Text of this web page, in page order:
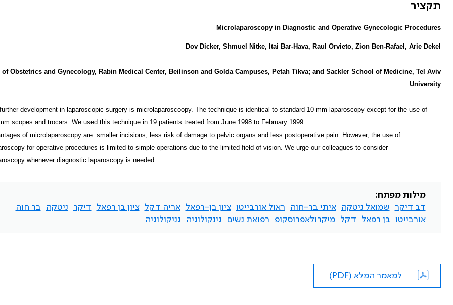
תקציר
Microlaparoscopy in Diagnostic and Operative Gynecologic Procedures
Dov Dicker, Shmuel Nitke, Itai Bar-Hava, Raul Orvieto, Zion Ben-Rafael, Arie Dekel
of Obstetrics and Gynecology, Rabin Medical Center, Beilinson and Golda Campuses, Petah Tikva; and Sackler School of Medicine, Tel Aviv
University
development in laparoscopic surgery is microlaparoscoopy. The technique is identical to standard 10 mm laparoscopy except for the use of
scopes and trocars. We used this technique in 19 patients treated from June 1998 to February 1999.
of microlaparoscopy are: smaller incisions, less risk of damage to pelvic organs and less postoperative pain. However, the use of
for operative procedures is limited to simple operations due to the limited field of vision. We urge our colleagues to consider
whenever diagnostic laparoscopy is needed.
מילות מפתח:
דב דיקר
שמואל ניטקה איתי בר-חוה ראול אורבייטו ציון בן-רפאל אריה דקל ציון בן רפאל דיקר ניטקה
בר חוה
אורבייטו
בן רפאל דקל מיקרולאפרוסקופ רפואת נשים גינקולוגיה גניקולוגיה
למאמר המלא (PDF)